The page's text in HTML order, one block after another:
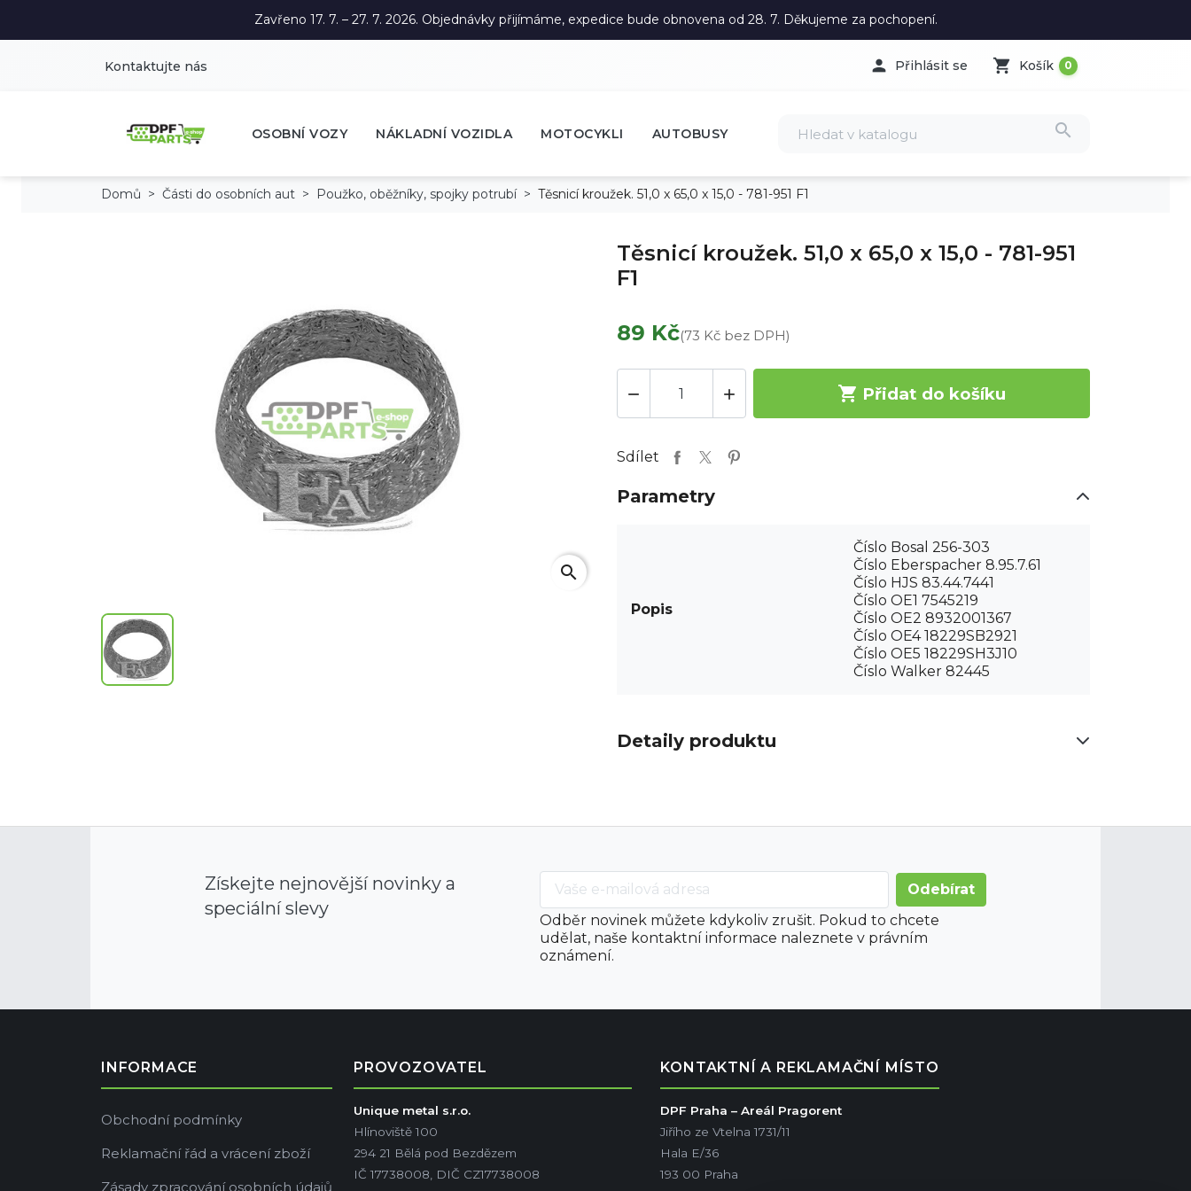
Zavřeno 17. 7. – 27. 7. 2026. Objednávky přijímáme, expedice bude obnovena od 28. 7. Děkujeme za pochopení.
Kontaktujte nás  Přihlásit se shopping_cart Košík 0
OSOBNÍ VOZY NÁKLADNÍ VOZIDLA MOTOCYKLI AUTOBUSY search
Domů Části do osobních aut Použko, oběžníky, spojky potrubí Těsnicí kroužek. 51,0 x 65,0 x 15,0 - 781-951 F1
search
Těsnicí kroužek. 51,0 x 65,0 x 15,0 - 781-951
F1
89 Kč(73 Kč bez DPH)
   Přidat do košíku
Sdílet
Parametry
Popis
Číslo Bosal 256-303
Číslo Eberspacher 8.95.7.61
Číslo HJS 83.44.7441
Číslo OE1 7545219
Číslo OE2 8932001367
Číslo OE4 18229SB2921
Číslo OE5 18229SH3J10
Číslo Walker 82445
Detaily produktu
Získejte nejnovější novinky a
speciální slevy
Odběr novinek můžete kdykoliv zrušit. Pokud to chcete
udělat, naše kontaktní informace naleznete v právním
oznámení.
INFORMACE
Obchodní podmínky
Reklamační řád a vrácení zboží
Zásady zpracování osobních údajů
PROVOZOVATEL
Unique metal s.r.o.
Hlínoviště 100
294 21 Bělá pod Bezdězem
IČ 17738008, DIČ CZ17738008
KONTAKTNÍ A REKLAMAČNÍ MÍSTO
DPF Praha – Areál Pragorent
Jiřího ze Vtelna 1731/11
Hala E/36
193 00 Praha